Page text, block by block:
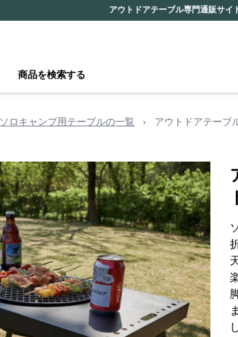
アウトドアテーブル専門通販サイ
商品を検索する
ソロキャンプ用テーブルの一覧 › アウトドアテーブ